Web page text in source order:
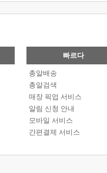
빠르다
총알배송
총알검색
매장 픽업 서비스
알림 신청 안내
모바일 서비스
간편결제 서비스